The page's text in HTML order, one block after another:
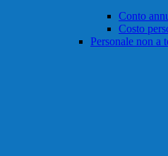
Conto
Costo
Personale non a